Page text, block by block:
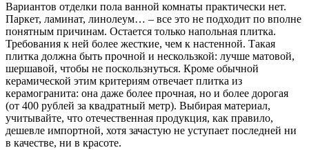
Вариантов отделки пола ванной комнаты практически нет.
Паркет, ламинат, линолеум… – все это не подходит по вполне
понятным причинам. Остается только напольная плитка.
Требования к ней более жесткие, чем к настенной. Такая
плитка должна быть прочной и нескользкой: лучше матовой,
шершавой, чтобы не поскользнуться. Кроме обычной
керамической этим критериям отвечает плитка из
керамогранита: она даже более прочная, но и более дорогая
(от 400 рублей за квадратный метр). Выбирая материал,
учитывайте, что отечественная продукция, как правило,
дешевле импортной, хотя зачастую не уступает последней ни
в качестве, ни в красоте.